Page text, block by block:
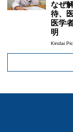
なぜ
待、
医学
明
Kindai